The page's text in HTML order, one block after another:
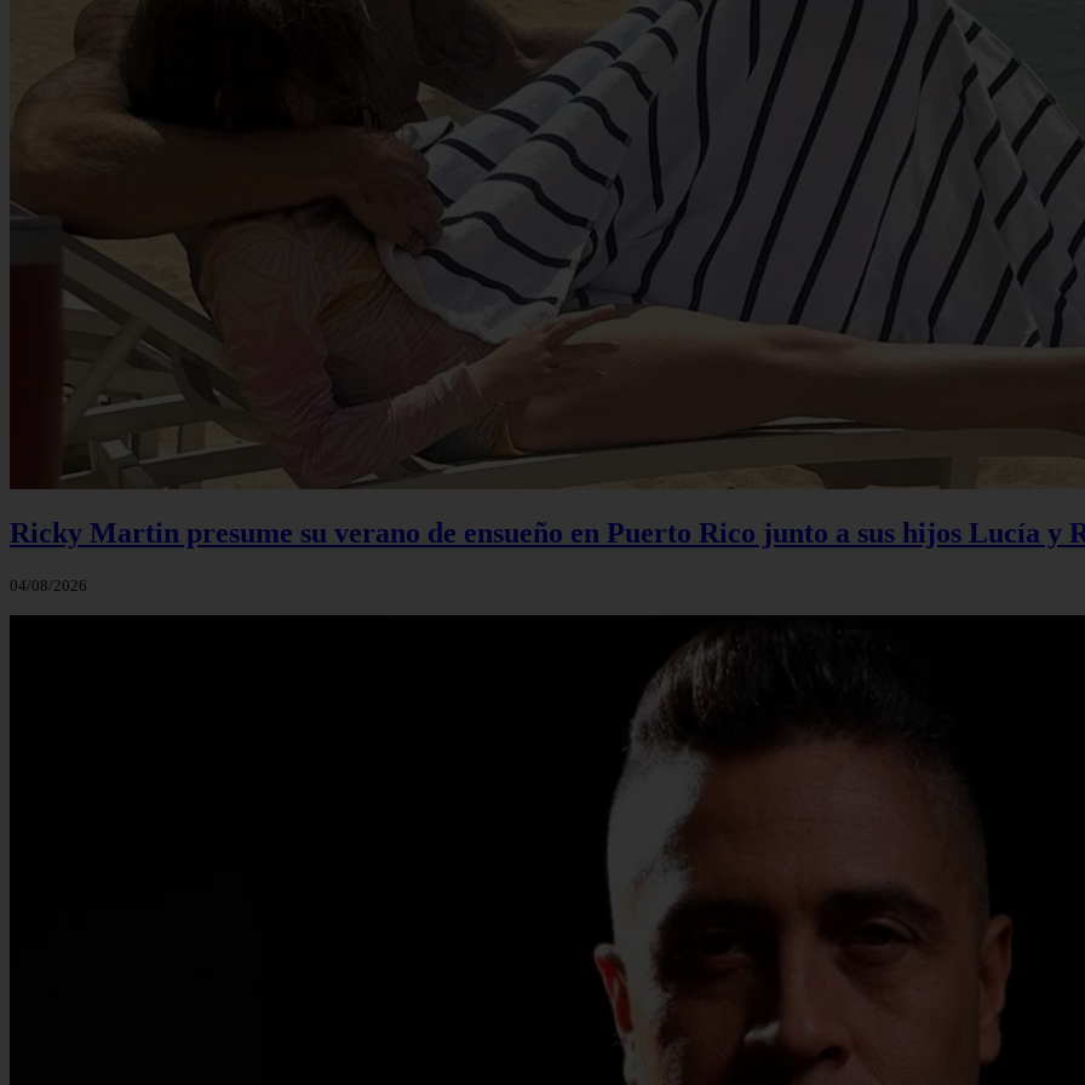
Ricky Martin presume su verano de ensueño en Puerto Rico junto a sus hijos Lucía y
04/08/2026